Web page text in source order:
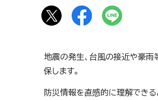
地震の発生、台風の接近や豪雨
保します。
防災情報を直感的に理解でき